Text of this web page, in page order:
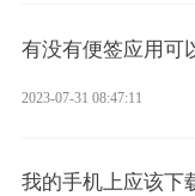
有没有便签应用可
2023-07-31 08:47:11
我的手机上应该下